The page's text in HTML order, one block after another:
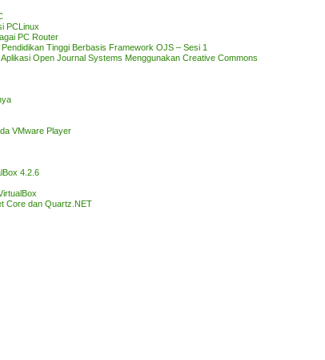
PCLinux
PC Router
Tinggi Berbasis Framework OJS – Sesi 1
Open Journal Systems Menggunakan Creative Commons
VMware Player
4.2.6
Core dan Quartz.NET